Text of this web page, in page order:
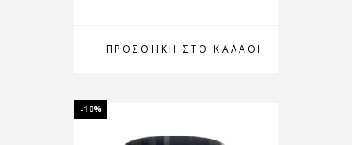
ΠΡΟΣΘΉΚΗ ΣΤΟ ΚΑΛΆΘΙ
-10%